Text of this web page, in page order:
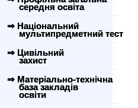
середня освіта
⇒ Національний
мультипредметний тест
⇒ Цивільний
захист
⇒ Матеріально-технічна
база закладів
освіти